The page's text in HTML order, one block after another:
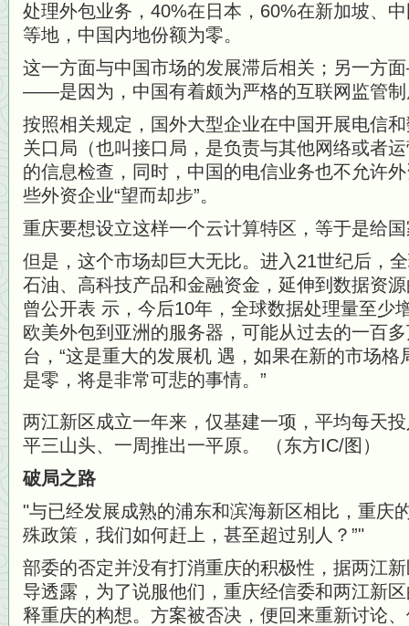
处理外包业务，40%在日本，60%在新加坡、
等地，中国内地份额为零。
这一方面与中国市场的发展滞后相关；另一方
——是因为，中国有着颇为严格的互联网监管制
按照相关规定，国外大型企业在中国开展电信
关口局（也叫接口局，是负责与其他网络或者
的信息检查，同时，中国的电信业务也不允许
些外资企业“望而却步”。
重庆要想设立这样一个云计算特区，等于是给
但是，这个市场却巨大无比。进入21世纪后，
石油、高科技产品和金融资金，延伸到数据资
曾公开表 示，今后10年，全球数据处理量至少
欧美外包到亚洲的服务器，可能从过去的一百
台，“这是重大的发展机 遇，如果在新的市场
是零，将是非常可悲的事情。”
两江新区成立一年来，仅基建一项，平均每天
平三山头、一周推出一平原。 （东方IC/图）
破局之路
与已经发展成熟的浦东和滨海新区相比，重庆
殊政策，我们如何赶上，甚至超过别人？”
部委的否定并没有打消重庆的积极性，据两江
导透露，为了说服他们，重庆经信委和两江新
释重庆的构想。方案被否决，便回来重新讨论